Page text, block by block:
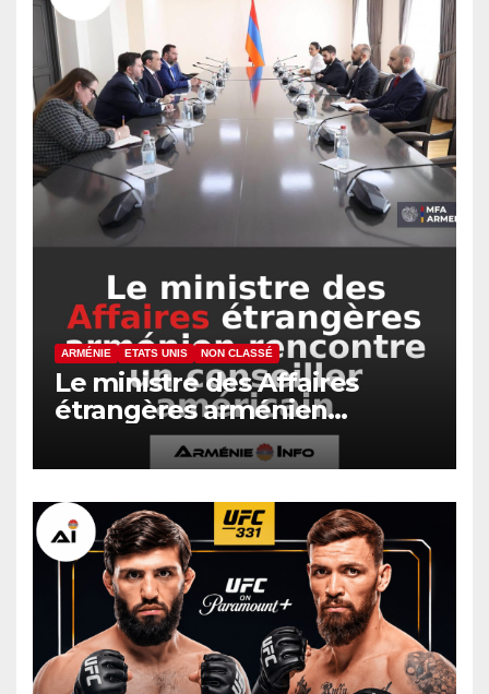
ARMÉNIE ETATS UNIS NON CLASSÉ
Le ministre des Affaires
étrangères arménien
rencontre un conseiller
américain